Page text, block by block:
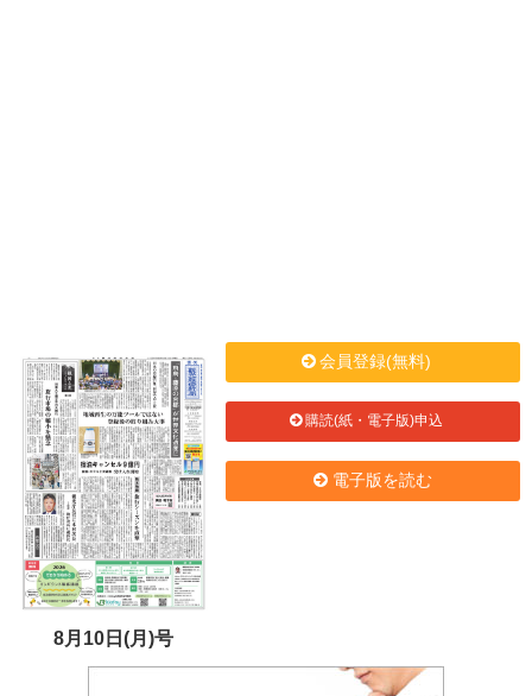
8月10日(月)号
会員登録(無料)
購読(紙・電子版)申込
電子版を読む